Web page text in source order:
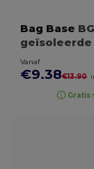
Bag Base
Vanaf
€9.38€13.90
Gratis